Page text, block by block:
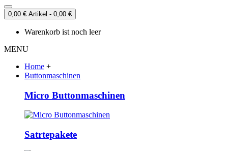
0,00 € Artikel - 0,00 €
Warenkorb ist noch leer
MENU
Home +
Buttonmaschinen
Micro Buttonmaschinen
Satrtepakete